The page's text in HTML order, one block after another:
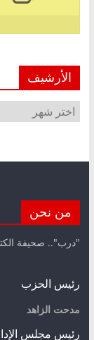
الأرشيف
الأرشيف
من نحن
"درب".. صحيفة
رئيس الحزب
مدحت الزاهد
رئيس مجلس